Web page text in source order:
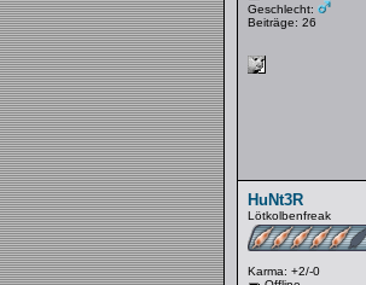
Geschlecht:
Beiträge: 26
HuNt3R
Lötkolbenfreak
Karma: +2/-0